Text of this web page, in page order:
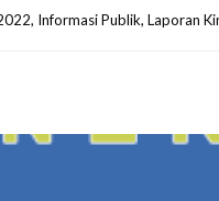
, Informasi Publik, Laporan